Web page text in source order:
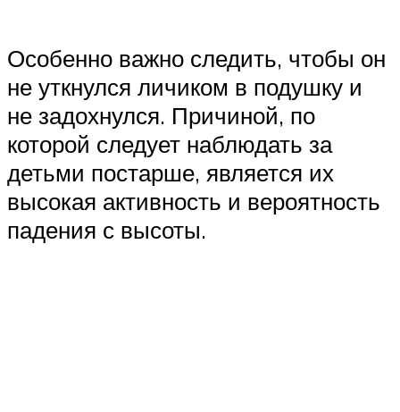
Особенно важно следить, чтобы он
не уткнулся личиком в подушку и
не задохнулся. Причиной, по
которой следует наблюдать за
детьми постарше, является их
высокая активность и вероятность
падения с высоты.